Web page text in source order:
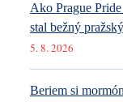
Ako Prague
stal bežný
5. 8. 2026
Beriem si